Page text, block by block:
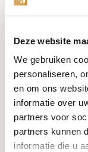
Deze website
We gebruiken
personaliseren,
en om ons
informatie over
partners voor
partners kunnen
informatie die u
PRE-OWNED
Luxe Accessoires
Informatie
Heren Sieraden
SALE